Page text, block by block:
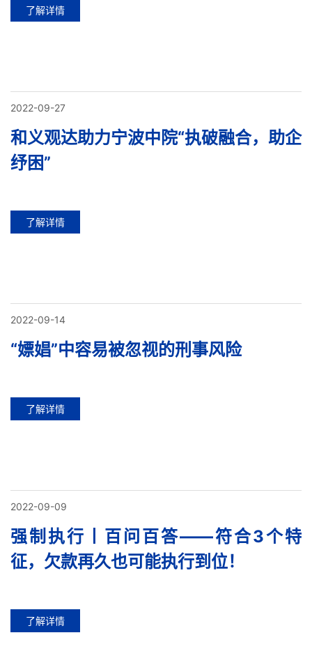
了解详情
2022-09-27
和义观达助力宁波中院“执破融合，助企
纾困”
了解详情
2022-09-14
“嫖娼”中容易被忽视的刑事风险
了解详情
2022-09-09
强制执行丨百问百答——符合3个特
征，欠款再久也可能执行到位！
了解详情